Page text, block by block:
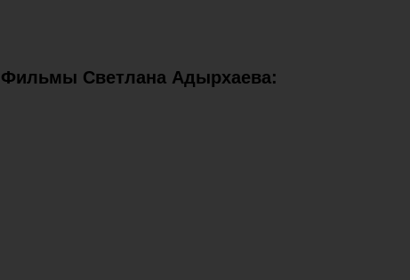
Фильмы Светлана Адырхаева: